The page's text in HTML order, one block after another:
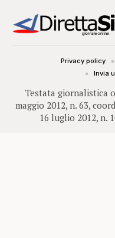
Testata giornalistica
maggio 2012, n. 63,
16 luglio 2012, n.
Privacy policy
Invia